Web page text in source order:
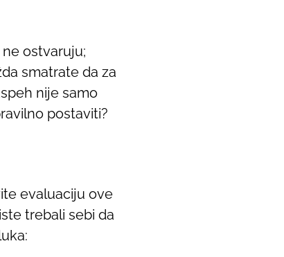
ostvaruju;
smatrate da za
nije samo
postaviti?
evaluaciju ove
trebali sebi da